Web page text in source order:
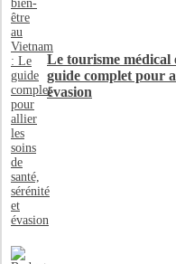
Le tourisme médical
guide complet pour
évasion